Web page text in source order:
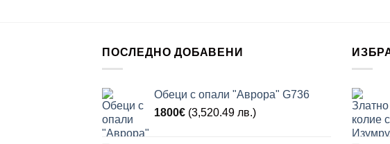
ПОСЛЕДНО ДОБАВЕНИ
Обеци с опали "Аврора" G736
1800€ (3,520.49 лв.)